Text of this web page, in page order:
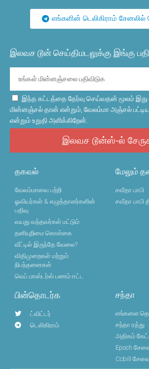
எங்களின் டெலிகிராம் சேனலில்
இலவச டூன் செய்திமடலுக்கு இங்கு
இந்த கட்டத்தை தேர்வு செய்வதன் மூலம்
மின்னஞ்சல் தான் என்றும், வேலம்மா அஞ்சல்
என்றும் உறுதி அளிக்கிறேன்.
இலவச டூன்ஸ்-ல்
தகவல்
வேலம்மாவை பற்றி
ஓவியர்கள் & எழுத்தாளர்களின்
பதிவு
வயது வந்தவர்கள் மட்டும்
தனியுறிமை கொள்கை
வீட்டில் இருந்தே வேலை?
விதிமுறைகள் மற்றும்
நிபந்தனைகள்
வெப் மாஸ்டர்ஸ் பணம் ஈட்ட
மேலும்
சவீதா பாபி
சவீதா பாபி
பின்தொடர்க
ட்விட்டர்
டெலிகிராம்
சந்தா
எங்களை
சந்தா ரத்து
அதிகம்
Epoch
Ccbill